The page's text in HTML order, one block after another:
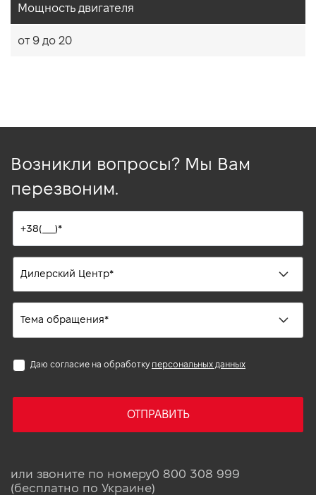
Мощность двигателя
от 9 до 20
Возникли вопросы? Мы Вам
перезвоним.
Даю согласие на обработку персональных данных
ОТПРАВИТЬ
или звоните по номеру0 800 308 999
(бесплатно по Украине)